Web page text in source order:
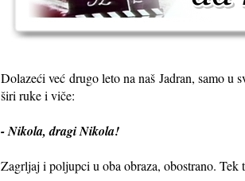
Dolazeći već drugo leto na naš Jadran, samo u
širi ruke i viče:
- Nikola, dragi Nikola!
Zagrljaj i poljupci u oba obraza, obostrano.